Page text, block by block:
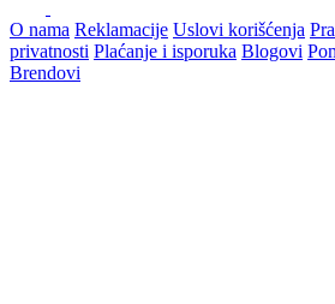
O nama Reklamacije Uslovi korišćenja
privatnosti Plaćanje i isporuka Blogovi
Brendovi